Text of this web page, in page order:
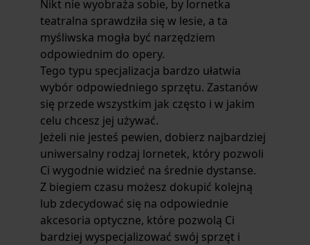
Nikt nie wyobraża sobie, by lornetka
teatralna sprawdziła się w lesie, a ta
myśliwska mogła być narzędziem
odpowiednim do opery.
Tego typu specjalizacja bardzo ułatwia
wybór odpowiedniego sprzętu. Zastanów
się przede wszystkim jak często i w jakim
celu chcesz jej używać.
Jeżeli nie jesteś pewien, dobierz najbardziej
uniwersalny rodzaj lornetek, który pozwoli
Ci wygodnie widzieć na średnie dystanse.
Z biegiem czasu możesz dokupić kolejną
lub zdecydować się na odpowiednie
akcesoria optyczne, które pozwolą Ci
bardziej wyspecjalizować swój sprzęt i